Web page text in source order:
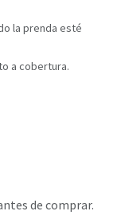
la prenda esté
a cobertura.
de comprar.